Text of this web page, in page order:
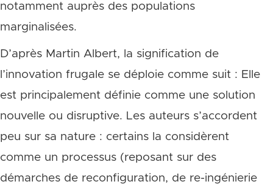
notamment auprès des populations
marginalisées.
D’après Martin Albert, la signification de
l’innovation frugale se déploie comme suit : Elle
est principalement définie comme une solution
nouvelle ou disruptive. Les auteurs s’accordent
peu sur sa nature : certains la considèrent
comme un processus (reposant sur des
démarches de reconfiguration, de re-ingénierie